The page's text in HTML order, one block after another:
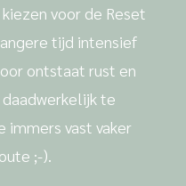
voor de Reset
tijd intensief
ontstaat rust en
te
immers vast vaker
;-).